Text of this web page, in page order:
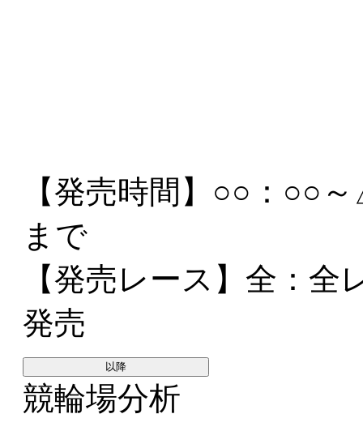
【発売時間】 ○○：○○
まで
【発売レース】 全 ：
発売
以降
競輪場分析